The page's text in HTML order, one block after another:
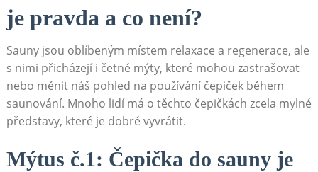
je pravda a co není?
Sauny jsou oblíbeným místem relaxace a regenerace, ale
s nimi přicházejí i četné mýty, které mohou zastrašovat
nebo měnit náš pohled na používání čepiček během
saunování. Mnoho lidí má o těchto čepičkách zcela mylné
představy, které je dobré vyvrátit.
Mýtus č.1: Čepička do sauny je